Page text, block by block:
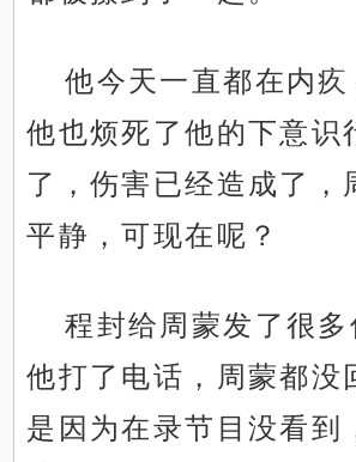
他今天一直都在内疚
他也烦死了他的下意
了，伤害已经造成了，
平静，可现在呢？
程封给周蒙发了很
他打了电话，周蒙都没
是因为在录节目没看到